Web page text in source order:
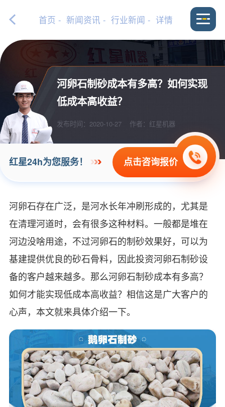
首页 - 新闻资讯 - 行业新闻 - 详情
河卵石制砂成本有多高？如何实现
低成本高收益？
发布时间：2020-10-27 作者：红星机器
红星24h为您服务！ 点击咨询报价
河卵石存在广泛，是河水长年冲刷形成的，尤其是
在清理河道时，会有很多这种材料。一般都是堆在
河边没啥用途，不过河卵石的制砂效果好，可以为
基建提供优良的砂石骨料，因此投资河卵石制砂设
备的客户越来越多。那么河卵石制砂成本有多高？
如何才能实现低成本高收益？相信这是广大客户的
心声，本文就来具体介绍一下。